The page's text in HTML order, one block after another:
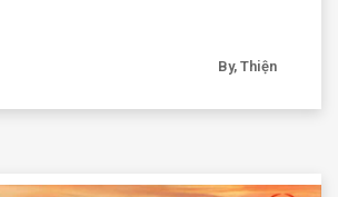
By, Thiện